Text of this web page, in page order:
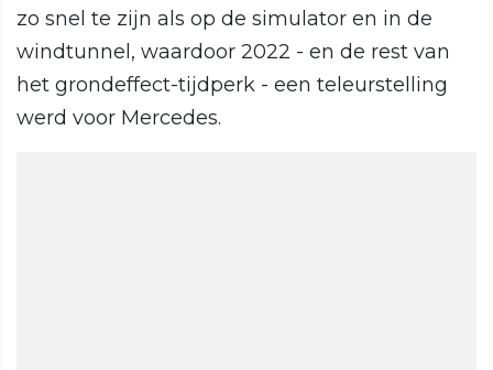
zo snel te zijn als op de simulator en in de
windtunnel, waardoor 2022 - en de rest van
het grondeffect-tijdperk - een teleurstelling
werd voor Mercedes.